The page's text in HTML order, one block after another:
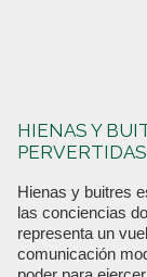
HIENAS Y
Hienas y buitres
las conciencias
representa un
comunicación